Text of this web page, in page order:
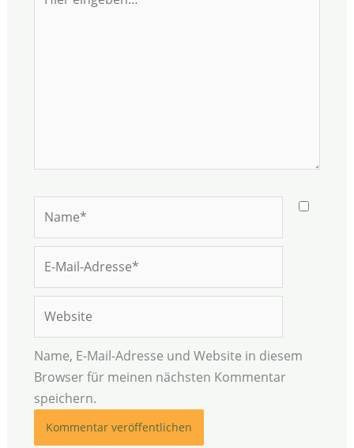
eingeben…
Mail-
Adresse*
Name, E-Mail-Adresse und Website in diesem
Browser für meinen nächsten Kommentar
speichern.